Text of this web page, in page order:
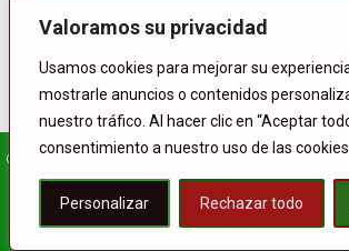
Valoramos su privacidad
Usamos cookies para mejorar su
mostrarle anuncios o contenidos
nuestro tráfico. Al hacer clic en “Aceptar
consentimiento a nuestro uso de las cookies.
Personalizar Rechazar todo
© Copyright Lasvocesdelpueblo
Homepage POLÍTICA ESPAÑA GENTE
DEPORTE
El Tiempo Lasvoces
Facebook
TwitterBufferWhatsApp
Compartir